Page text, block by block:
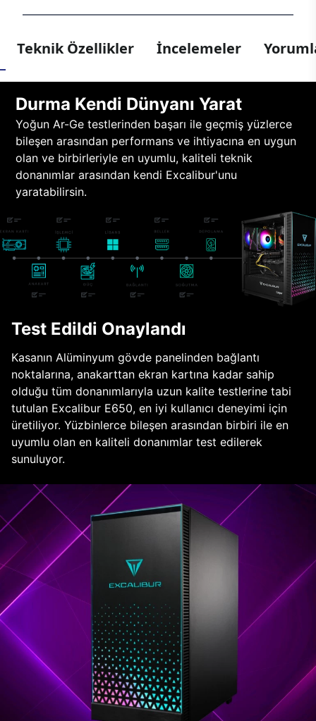
Teknik Özellikler İncelemeler
Durma Kendi Dünyanı Yarat
Yoğun Ar-Ge testlerinden başarı ile geçmiş yüzlerce
bileşen arasından performans ve ihtiyacına en uygun
olan ve birbirleriyle en uyumlu, kaliteli teknik
donanımlar arasından kendi Excalibur'unu
yaratabilirsin.
Test Edildi Onaylandı
Kasanın Alüminyum gövde panelinden bağlantı
noktalarına, anakarttan ekran kartına kadar sahip
olduğu tüm donanımlarıyla uzun kalite testlerine tabi
tutulan Excalibur E650, en iyi kullanıcı deneyimi için
üretiliyor. Yüzbinlerce bileşen arasından birbiri ile en
uyumlu olan en kaliteli donanımlar test edilerek
sunuluyor.